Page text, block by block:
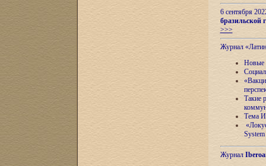
6 сентября
бразильской
>>>
Журнал
Новые
Такие
Тема
Журнал